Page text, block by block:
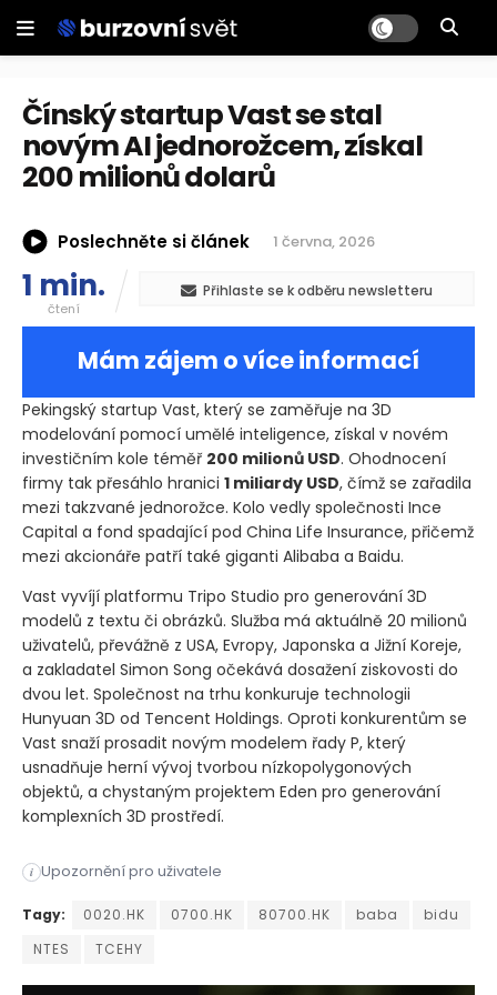
Čínský startup Vast se stal
novým AI jednorožcem, získal
200 milionů dolarů
Poslechněte si článek 1 června, 2026
1 min.
čtení
Přihlaste se k odběru newsletteru
Mám zájem o více informací
Pekingský startup Vast, který se zaměřuje na 3D
modelování pomocí umělé inteligence, získal v novém
investičním kole téměř 200 milionů USD. Ohodnocení
firmy tak přesáhlo hranici 1 miliardy USD, čímž se zařadila
mezi takzvané jednorožce. Kolo vedly společnosti Ince
Capital a fond spadající pod China Life Insurance, přičemž
mezi akcionáře patří také giganti Alibaba a Baidu.
Vast vyvíjí platformu Tripo Studio pro generování 3D
modelů z textu či obrázků. Služba má aktuálně 20 milionů
uživatelů, převážně z USA, Evropy, Japonska a Jižní Koreje,
a zakladatel Simon Song očekává dosažení ziskovosti do
dvou let. Společnost na trhu konkuruje technologii
Hunyuan 3D od Tencent Holdings. Oproti konkurentům se
Vast snaží prosadit novým modelem řady P, který
usnadňuje herní vývoj tvorbou nízkopolygonových
objektů, a chystaným projektem Eden pro generování
komplexních 3D prostředí.
i Upozornění pro uživatele
Pekingský startup Vast, který se zaměřuje na 3D
Tagy: 0020.HK 0700.HK 80700.HK baba
bidu
NTES
TCEHY